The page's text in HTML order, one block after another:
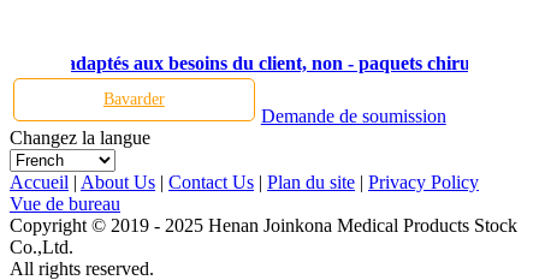
adaptés aux besoins du client, non - paquets chirurgicaux
Bavarder
Demande de soumission
Changez la langue
Accueil | About Us | Contact Us | Plan du site | Privacy Policy
Vue de bureau
Copyright © 2019 - 2025 Henan Joinkona Medical Products Stock
Co.,Ltd.
All rights reserved.